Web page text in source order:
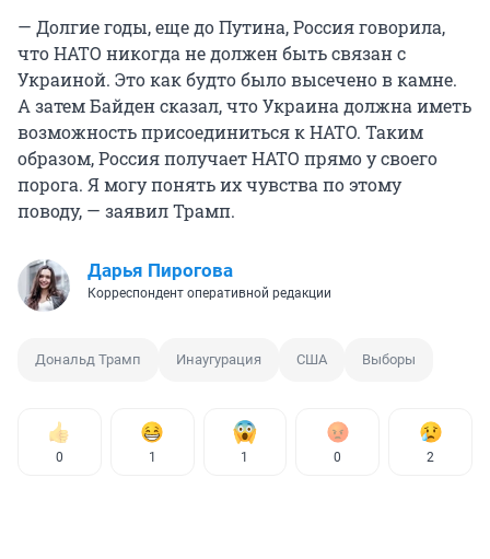
— Долгие годы, еще до Путина, Россия говорила,
что НАТО никогда не должен быть связан с
Украиной. Это как будто было высечено в камне.
А затем Байден сказал, что Украина должна иметь
возможность присоединиться к НАТО. Таким
образом, Россия получает НАТО прямо у своего
порога. Я могу понять их чувства по этому
поводу, — заявил Трамп.
Дарья Пирогова
Корреспондент оперативной редакции
Дональд Трамп Инаугурация США Выборы
0 1 1 0 2